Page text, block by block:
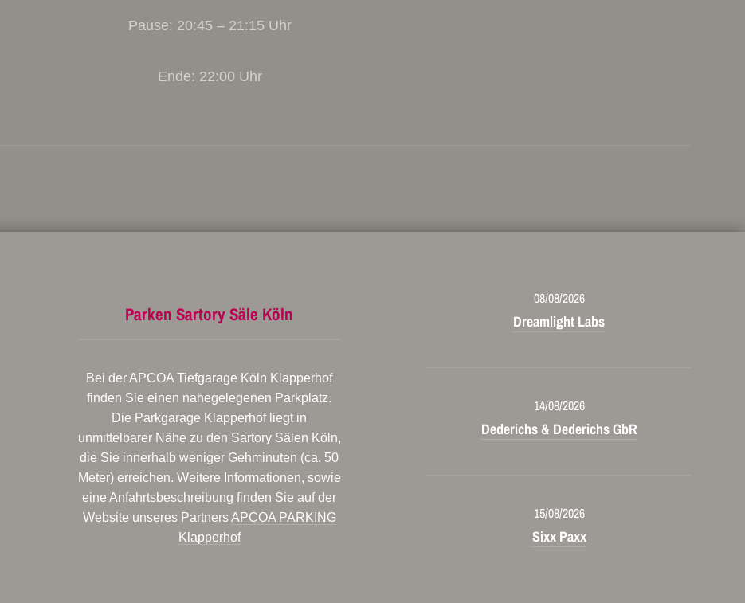
Pause: 20:45 – 21:15 Uhr
Ende: 22:00 Uhr
Parken Sartory Säle Köln
Bei der APCOA Tiefgarage Köln Klapperhof
finden Sie einen nahegelegenen Parkplatz.
Die Parkgarage Klapperhof liegt in
unmittelbarer Nähe zu den Sartory Sälen Köln,
die Sie innerhalb weniger Gehminuten (ca. 50
Meter) erreichen. Weitere Informationen, sowie
eine Anfahrtsbeschreibung finden Sie auf der
Website unseres PartnersAPCOA PARKING
Klapperhof
08/08/2026
Dreamlight Labs
14/08/2026
Dederichs & Dederichs GbR
15/08/2026
Sixx Paxx